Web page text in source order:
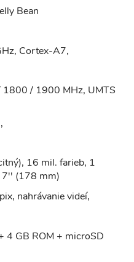
Bean
Cortex-A7,
/ 1900 MHz, UMTS
16 mil. farieb, 1
7'' (178 mm)
nahrávanie videí,
4 GB ROM + microSD